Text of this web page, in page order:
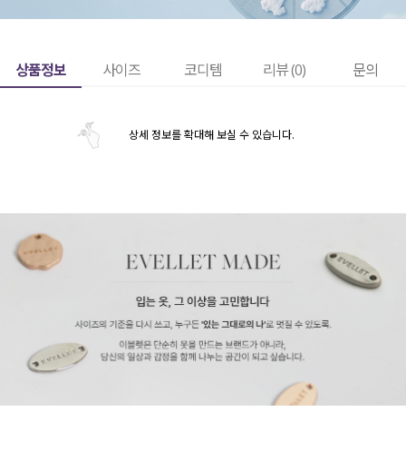
상품정보 사이즈 코디템 리뷰 (0) 문의
상세 정보를 확대해 보실 수 있습니다.